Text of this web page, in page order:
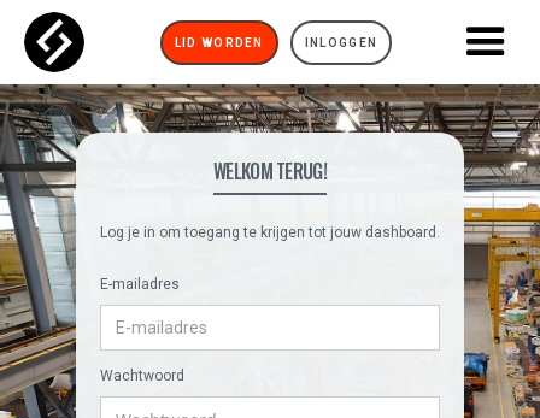
LID WORDEN INLOGGEN
WELKOM TERUG!
Log je in om toegang te krijgen tot jouw dashboard.
E-mailadres
Wachtwoord